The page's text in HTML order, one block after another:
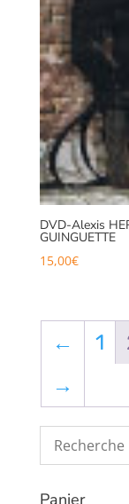
DVD-Alexis
GUINGUETTE
15,00€
← 1
→
Panier